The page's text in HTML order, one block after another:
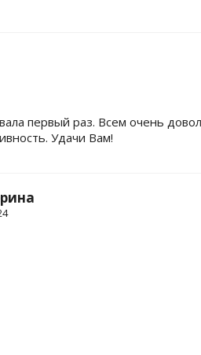
первый раз. Всем очень
Удачи Вам!